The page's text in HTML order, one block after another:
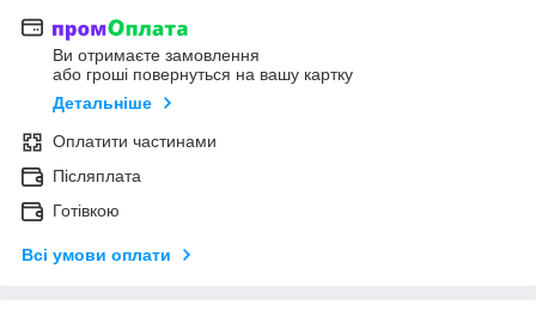
Ви отримаєте замовлення
або гроші повернуться на вашу картку
Детальніше
Оплатити частинами
Післяплата
Готівкою
Всі умови оплати